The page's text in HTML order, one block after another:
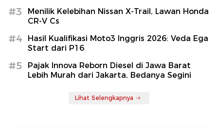
#3
Menilik Kelebihan Nissan X-Trail, Lawan Honda
CR-V Cs
#4
Hasil Kualifikasi Moto3 Inggris 2026: Veda Ega
Start dari P16
#5
Pajak Innova Reborn Diesel di Jawa Barat
Lebih Murah dari Jakarta, Bedanya Segini
Lihat Selengkapnya